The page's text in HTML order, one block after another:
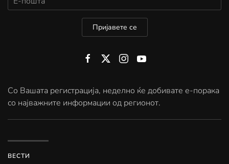
Пријавете се
Со Вашата регистрација, неделно ќе добивате е-порака
со најважните информации од регионот.
ВЕСТИ